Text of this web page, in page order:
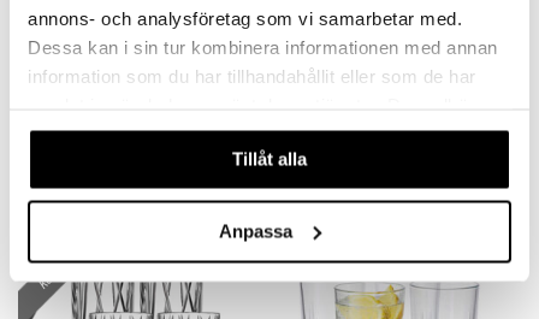
annons- och analysföretag som vi samarbetar med.
Dessa kan i sin tur kombinera informationen med annan
information som du har tillhandahållit eller som de har
våra cookies vid fortsatt användande av vår webbplats.
Tillåt alla
Anpassa
419
kampanj -15%